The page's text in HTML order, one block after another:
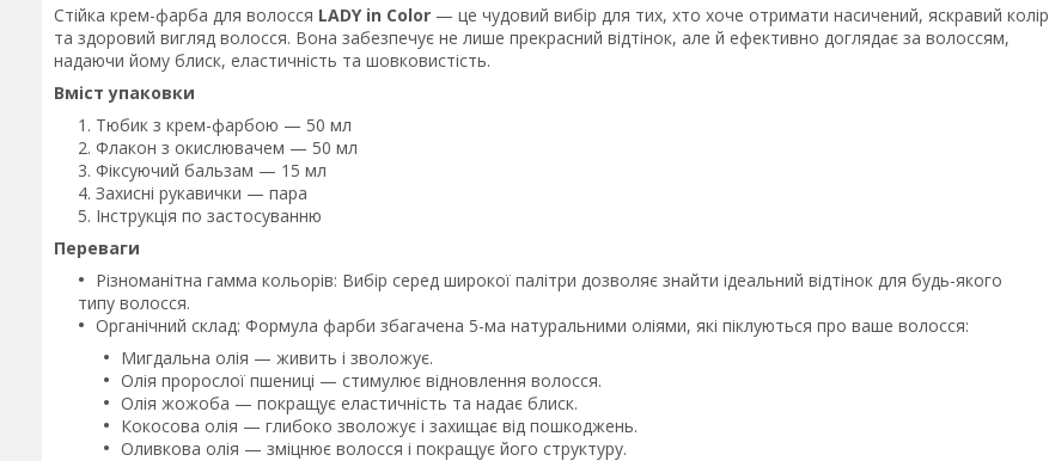
Стійка крем-фарба для волосся LADY in Color — це чудовий вибір для тих, хто хоче отримати насичений, яскравий колір
та здоровий вигляд волосся. Вона забезпечує не лише прекрасний відтінок, але й ефективно доглядає за волоссям,
надаючи йому блиск, еластичність та шовковистість.
Вміст упаковки
Тюбик з крем-фарбою — 50 мл
Флакон з окислювачем — 50 мл
Фіксуючий бальзам — 15 мл
Захисні рукавички — пара
Інструкція по застосуванню
Переваги
Різноманітна гамма кольорів: Вибір серед широкої палітри дозволяє знайти ідеальний відтінок для будь-якого
типу волосся.
Органічний склад: Формула фарби збагачена 5-ма натуральними оліями, які піклуються про ваше волосся:
Мигдальна олія — живить і зволожує.
Олія пророслої пшениці — стимулює відновлення волосся.
Олія жожоба — покращує еластичність та надає блиск.
Кокосова олія — глибоко зволожує і захищає від пошкоджень.
Оливкова олія — зміцнює волосся і покращує його структуру.